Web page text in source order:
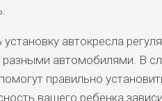
автокресла
автомобилями. В
правильно
вашего ребенка